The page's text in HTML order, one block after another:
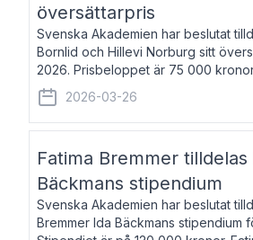
översättarpris
Svenska Akademien har beslutat
Bornlid och Hillevi Norburg sitt
2026. Prisbeloppet är 75 000
Bornlid, född 1947, är översättare
främst känd för sina översät
2026-03-26
Fatima Bremmer tilldelas
Bäckmans stipendium
Svenska Akademien har beslutat
Bremmer Ida Bäckmans stipendium